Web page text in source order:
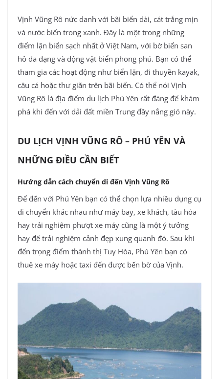
Vịnh Vũng Rô nức danh với bãi biển dài, cát trắng mịn
và nước biển trong xanh. Đây là một trong những
điểm lặn biển sạch nhất ở Việt Nam, với bờ biển san
hô đa dạng và động vật biển phong phú. Bạn có thể
tham gia các hoạt động như biển lặn, đi thuyền kayak,
câu cá hoặc thư giãn trên bãi biển. Có thể nói Vịnh
Vũng Rô là địa điểm du lịch Phú Yên rất đáng để khám
phá khi đến với dải đất miền Trung đầy nắng gió này.
DU LỊCH VỊNH VŨNG RÔ – PHÚ YÊN VÀ
NHỮNG ĐIỀU CẦN BIẾT
Hướng dẫn cách chuyển di đến Vịnh Vũng Rô
Để đến với Phú Yên bạn có thể chọn lựa nhiều dụng cụ
di chuyển khác nhau như máy bay, xe khách, tàu hỏa
hay trải nghiệm phượt xe máy cũng là một ý tưởng
hay để trải nghiệm cảnh đẹp xung quanh đó. Sau khi
đến trọng điểm thành thị Tuy Hòa, Phú Yên bạn có
thuê xe máy hoặc taxi đến được bến bờ của Vịnh.